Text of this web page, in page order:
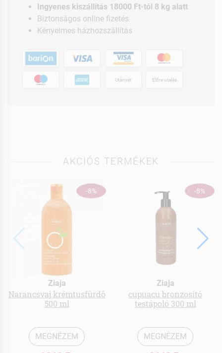
Ingyenes kiszállítás 18000 Ft-tól 8 kg alatt
Biztonságos online fizetés
Kényelmes házhozszállítás
Utánvét Előre utalás
AKCIÓS TERMÉKEK
-8%
Ziaja
Narancsvaj krémtusfürdő
500 ml
MEGNÉZEM
-8%
Ziaja
cupuacu bronzosító
testápoló 300 ml
MEGNÉZEM